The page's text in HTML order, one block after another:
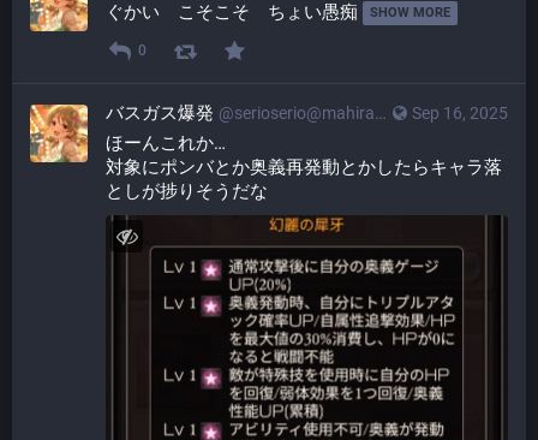
ぐかい　こそこそ　ちょい愚痴 SHOW MORE
0
Sep 16, 2025
バスガス爆発 @serioserio@mahiradon.com
ほーんこれか…
対象にポンバとか奥義再発動とかしたらキャラ落
としが捗りそうだな